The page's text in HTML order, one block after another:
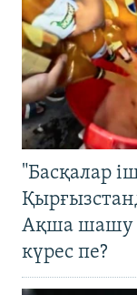
"Басқалар
Ақша шашу
күрес пе?